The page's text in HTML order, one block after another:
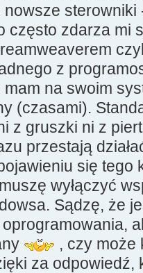
sterowniki
często zdarza mi
z
na swoim
(czasami).
z gruszki ni z
przestają
się tego
wyłączyć
Sądzę, że
, czy może
za